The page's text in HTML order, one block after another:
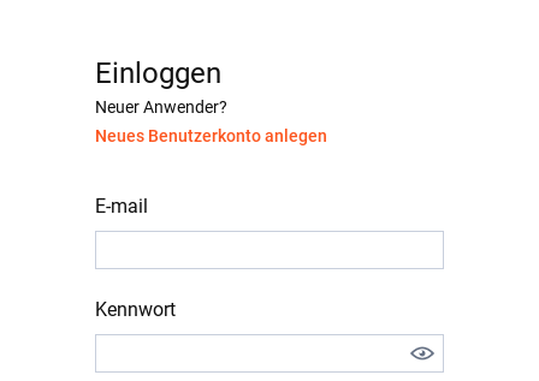
Einloggen
Neuer Anwender?
Neues Benutzerkonto anlegen
E-mail
Kennwort